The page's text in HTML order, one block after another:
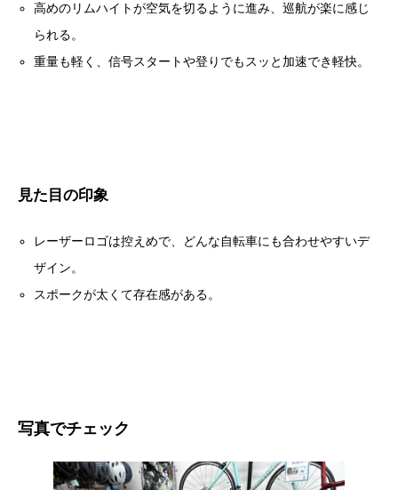
高めのリムハイトが空気を切るように進み、巡航が楽に感じ
られる。
重量も軽く、信号スタートや登りでもスッと加速でき軽快。
見た目の印象
レーザーロゴは控えめで、どんな自転車にも合わせやすいデ
ザイン。
スポークが太くて存在感がある。
写真でチェック